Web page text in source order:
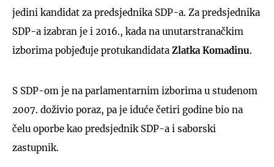
jedini kandidat za predsjednika SDP-a. Za predsjednika
SDP-a izabran je i 2016., kada na unutarstranačkim
izborima pobjeđuje protukandidata Zlatka Komadinu.
S SDP-om je na parlamentarnim izborima u studenom
2007. doživio poraz, pa je iduće četiri godine bio na
čelu oporbe kao predsjednik SDP-a i saborski
zastupnik.